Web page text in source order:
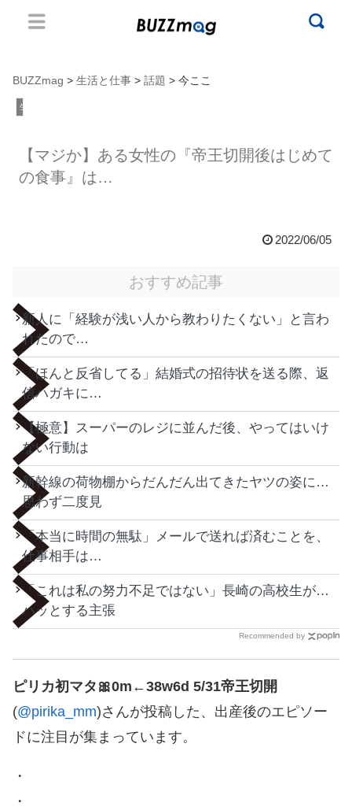
BUZZmag > 生活と仕事 > 話題 > 今ここ
生活と仕事
【マジか】ある女性の『帝王切開後はじめて
の食事』は…
2022/06/05
おすすめ記事
新人に「経験が浅い人から教わりたくない」と言わ
れたので…
「ほんと反省してる」結婚式の招待状を送る際、返
信ハガキに…
【極意】スーパーのレジに並んだ後、やってはいけ
ない行動は
新幹線の荷物棚からだんだん出てきたヤツの姿に…
思わず二度見
「本当に時間の無駄」メールで送れば済むことを、
仕事相手は…
「これは私の努力不足ではない」長崎の高校生が…
ハッとする主張
Recommended by
ピリカ初マタ🎀0m←38w6d 5/31帝王切開
(@pirika_mm)さんが投稿した、出産後のエピソー
ドに注目が集まっています。
・
・